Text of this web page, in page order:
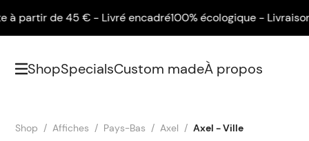
de 45 € - Livré encadré100% écologique - Livraison
ShopSpecialsCustom madeÀ propos
Shop Affiches Pays-Bas Axel Axel - Ville